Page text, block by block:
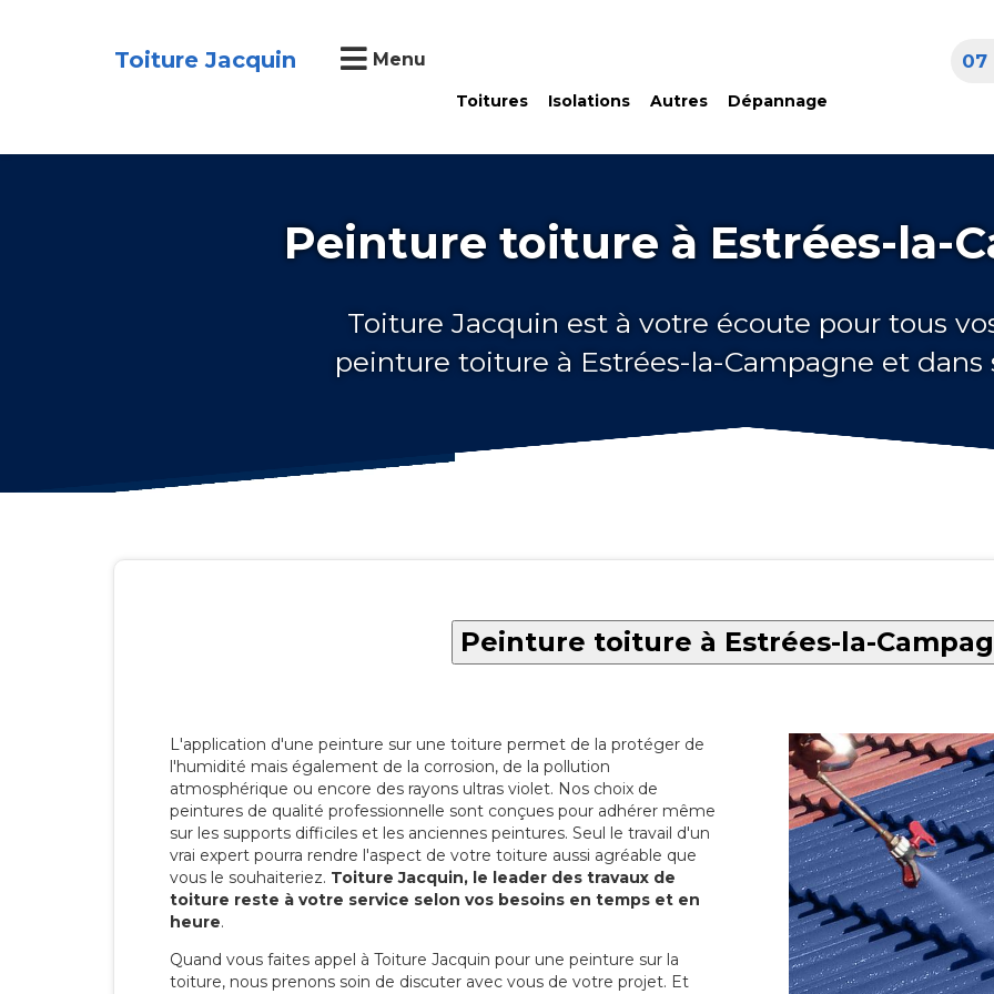
Toiture Jacquin Menu
Toitures Isolations Autres Dépannage
07
Peinture toiture à Estrées-la-
Toiture Jacquin est à votre écoute pour tous
peinture toiture à Estrées-la-Campagne et dans
Peinture toiture à Estrées-la-
L'application d'une peinture sur une toiture permet de la protéger de
l'humidité mais également de la corrosion, de la pollution
atmosphérique ou encore des rayons ultras violet. Nos choix de
peintures de qualité professionnelle sont conçues pour adhérer même
sur les supports difficiles et les anciennes peintures. Seul le travail d'un
vrai expert pourra rendre l'aspect de votre toiture aussi agréable que
vous le souhaiteriez. Toiture Jacquin, le leader des travaux de
toiture reste à votre service selon vos besoins en temps et en
heure.
Quand vous faites appel à Toiture Jacquin pour une peinture sur la
toiture, nous prenons soin de discuter avec vous de votre projet. Et